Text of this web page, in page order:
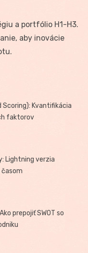
a portfólio H1-H3.
aby inovácie
Scoring): Kvantifikácia
faktorov
Lightning verzia
prepojiť SWOT so